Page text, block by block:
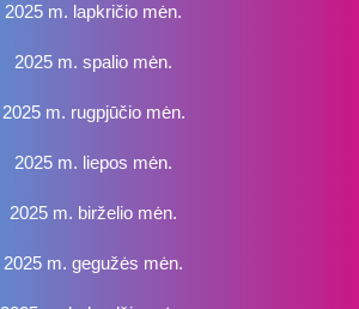
2025 m. lapkričio mėn.
2025 m. spalio mėn.
2025 m. rugpjūčio mėn.
2025 m. liepos mėn.
2025 m. birželio mėn.
2025 m. gegužės mėn.